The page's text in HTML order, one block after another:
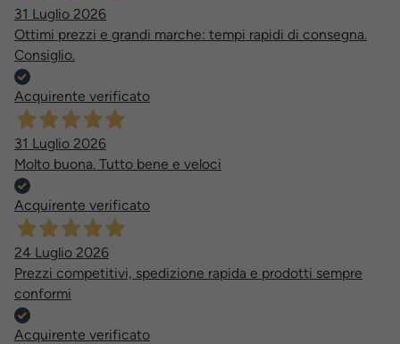
31 Luglio 2026
Ottimi prezzi e grandi marche: tempi rapidi di consegna.
Consiglio.
Acquirente verificato
31 Luglio 2026
Molto buona. Tutto bene e veloci
Acquirente verificato
24 Luglio 2026
Prezzi competitivi, spedizione rapida e prodotti sempre
conformi
Acquirente verificato